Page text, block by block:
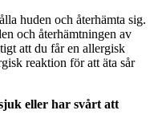
huden och återhämta sig.
och återhämtningen av
att du får en allergisk
reaktion för att äta sår
eller har svårt att